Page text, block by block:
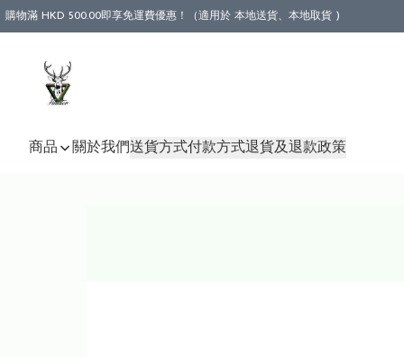
購物滿 HKD 500.00即享免運費優惠！（適用於 本地送貨、本地取貨 )
商品 關於我們送貨方式付款方式退貨及退款政策